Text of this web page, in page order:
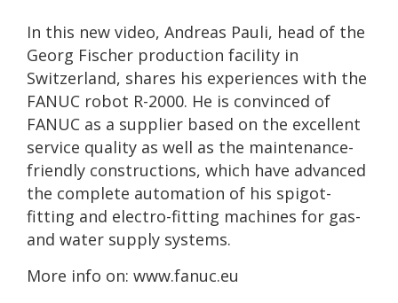
In this new video, Andreas Pauli, head of the
Georg Fischer production facility in
Switzerland, shares his experiences with the
FANUC robot R-2000. He is convinced of
FANUC as a supplier based on the excellent
service quality as well as the maintenance-
friendly constructions, which have advanced
the complete automation of his spigot-
fitting and electro-fitting machines for gas-
and water supply systems.
More info on: www.fanuc.eu